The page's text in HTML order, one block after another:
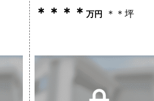
＊＊＊＊ 万円 ＊＊坪